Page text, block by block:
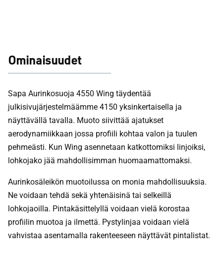
Ominaisuudet
Sapa Aurinkosuoja 4550 Wing täydentää
julkisivujärjestelmäämme 4150 yksinkertaisella ja
näyttävällä tavalla. Muoto siivittää ajatukset
aerodynamiikkaan jossa profiili kohtaa valon ja tuulen
pehmeästi. Kun Wing asennetaan katkottomiksi linjoiksi,
lohkojako jää mahdollisimman huomaamattomaksi.
Aurinkosäleikön muotoilussa on monia mahdollisuuksia.
Ne voidaan tehdä sekä yhtenäisinä tai selkeillä
lohkojaoilla. Pintakäsittelyllä voidaan vielä korostaa
profiilin muotoa ja ilmettä. Pystylinjaa voidaan vielä
vahvistaa asentamalla rakenteeseen näyttävät pintalistat.